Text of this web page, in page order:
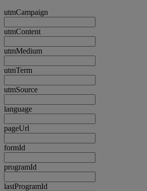
utmCampaign
utmContent
utmMedium
utmTerm
utmSource
language
pageUrl
formId
programId
lastProgramId